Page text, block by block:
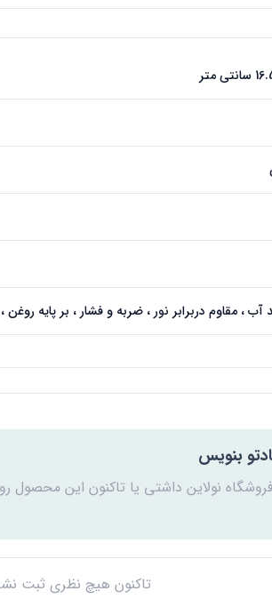
، مقاوم دربرابر نور ، ضربه و فشار ، بر پایه
بنویس
نولاین داشتی یا تاکنون این محصول
تاکنون هیچ نظری ثبت